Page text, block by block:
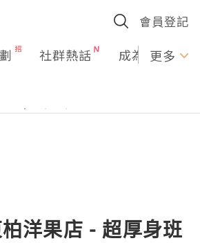
會員登記
社群熱話 成為U更多
洋果店 - 超厚身班